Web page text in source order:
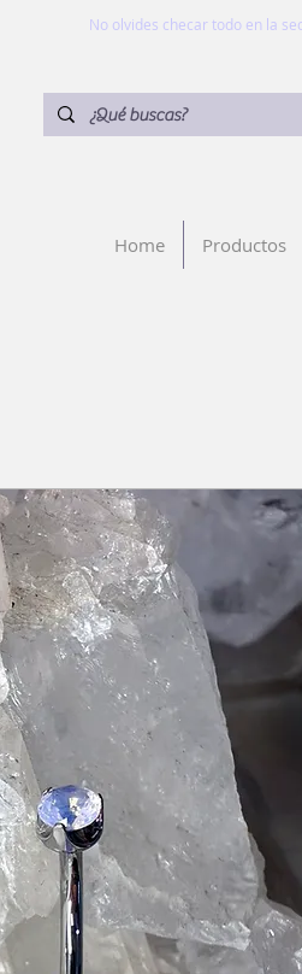
No olvides checar todo en la
Home Productos